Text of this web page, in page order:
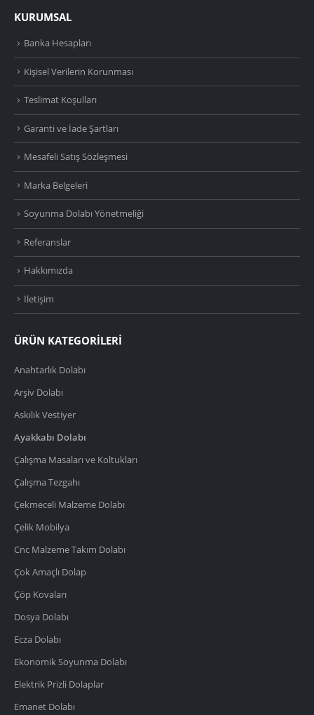
KURUMSAL
Banka Hesapları
Kişisel Verilerin Korunması
Teslimat Koşulları
Garanti ve İade Şartları
Mesafeli Satış Sözleşmesi
Marka Belgeleri
Soyunma Dolabı Yönetmeliği
Referanslar
Hakkımızda
İletişim
ÜRÜN KATEGORİLERİ
Anahtarlık Dolabı
Arşiv Dolabı
Askılık Vestiyer
Ayakkabı Dolabı
Çalışma Masaları ve Koltukları
Çalışma Tezgahı
Çekmeceli Malzeme Dolabı
Çelik Mobilya
Cnc Malzeme Takım Dolabı
Çok Amaçlı Dolap
Çöp Kovaları
Dosya Dolabı
Ecza Dolabı
Ekonomik Soyunma Dolabı
Elektrik Prizli Dolaplar
Emanet Dolabı